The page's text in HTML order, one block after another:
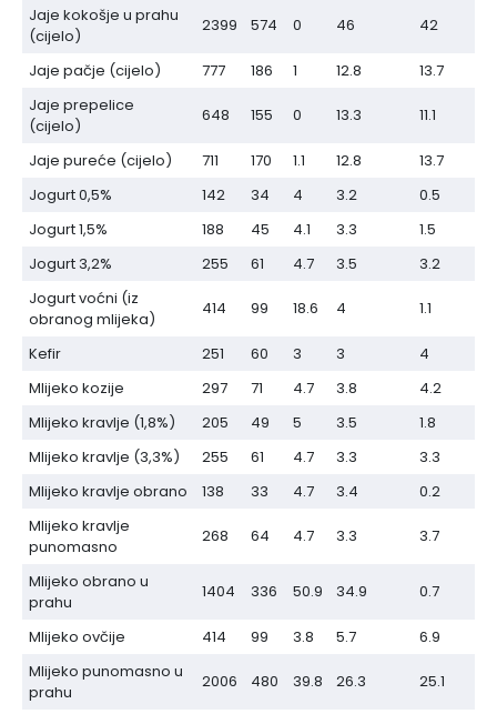
Jaje kokošje u prahu
(cijelo)
2399 574 0 46 42
Jaje pačje (cijelo) 777 186 1 12.8
13.7
Jaje prepelice
(cijelo)
648 155 0 13.3 11.1
Jaje pureće (cijelo) 711 170 1.1 12.8
13.7
Jogurt 0,5%
142 34 4 3.2
0.5
Jogurt 1,5%
188 45 4.1 3.3
1.5
Jogurt 3,2%
255 61 4.7 3.5
3.2
Jogurt voćni (iz
obranog mlijeka)
414 99 18.6 4 1.1
Kefir 251 60 3 3
4
Mlijeko kozije
297 71 4.7 3.8
4.2
Mlijeko kravlje (1,8%)
205 49 5 3.5
1.8
Mlijeko kravlje (3,3%)
255 61 4.7 3.3
3.3
Mlijeko kravlje obrano
138 33 4.7 3.4
0.2
Mlijeko kravlje
punomasno
268 64 4.7 3.3 3.7
Mlijeko obrano u
prahu
1404 336 50.9 34.9 0.7
Mlijeko ovčije 414 99 3.8 5.7
6.9
Mlijeko punomasno u
prahu
2006 480 39.8 26.3 25.1